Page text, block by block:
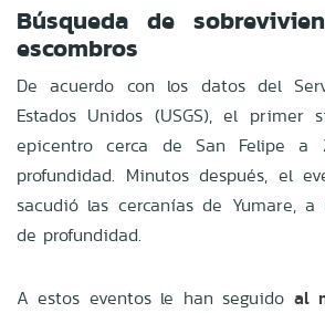
Búsqueda de
escombros
De acuerdo con los datos del
Estados Unidos (USGS), el primer
epicentro cerca de San Felipe a
profundidad. Minutos después, el
sacudió las cercanías de Yumare, a
de profundidad.
A estos eventos le han seguido al